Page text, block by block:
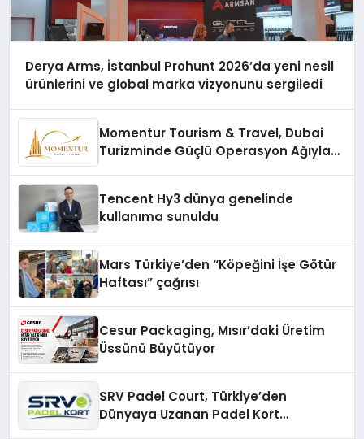
Derya Arms, İstanbul Prohunt 2026’da yeni nesil
ürünlerini ve global marka vizyonunu sergiledi
Momentur Tourism & Travel, Dubai
Turizminde Güçlü Operasyon Ağıyla
Tencent Hy3 dünya genelinde
kullanıma sunuldu
Mars Türkiye’den “Köpeğini İşe Götür
Haftası” çağrısı
Cesur Packaging, Mısır’daki Üretim
Üssünü Büyütüyor
SRV Padel Court, Türkiye’den
Dünyaya Uzanan Padel Kort